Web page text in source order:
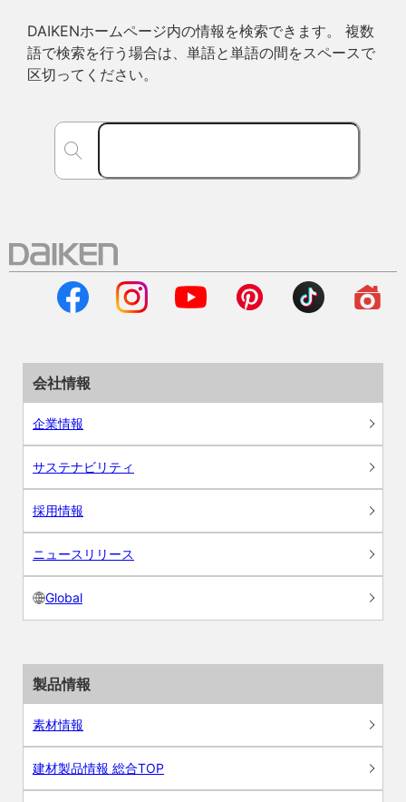
DAIKENホームページ内の情報を検索できます。 複数
語で検索を行う場合は、単語と単語の間をスペースで
区切ってください。
会社情報
企業情報
サステナビリティ
採用情報
ニュースリリース
Global
製品情報
素材情報
建材製品情報 総合TOP